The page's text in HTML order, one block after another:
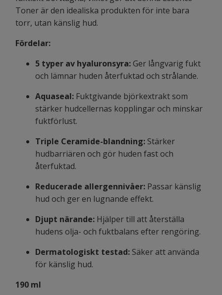
Toner är den idealiska produkten för inte bara
torr, utan känslig hud.
Fördelar:
5 typer av hyaluronsyra: Ger långvarig fukt
och lämnar huden återfuktad och strålande.
Aquaseal: Fuktgivande björkextrakt som
stärker hudcellernas kopplingar och minskar
fuktförlust.
Triple Ceramide-blandning: Stärker
hudbarriären och gör huden fast och
återfuktad.
Reducerade allergennivåer: Passar känslig
hud och ger en lugnande effekt.
Djupt närande: Hjälper till att återställa
hudens olja- och fuktbalans efter rengöring.
Dermatologiskt testad: Säker att använda
för känslig hud.
190 ml